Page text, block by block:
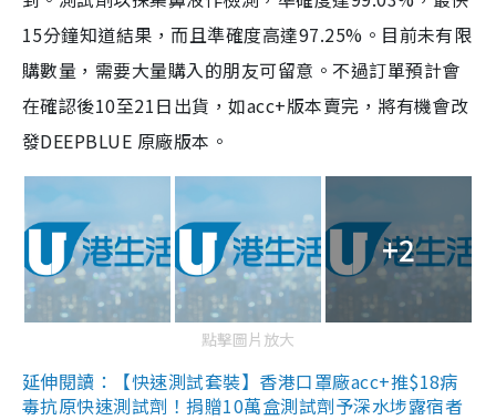
15分鐘知道結果，而且準確度高達97.25%。目前未有限
購數量，需要大量購入的朋友可留意。不過訂單預計會
在確認後10至21日出貨，如acc+版本賣完，將有機會改
發DEEPBLUE 原廠版本。
+2
點擊圖片放大
延伸閱讀：【快速測試套裝】香港口罩廠acc+推$18病
毒抗原快速測試劑！捐贈10萬盒測試劑予深水埗露宿者